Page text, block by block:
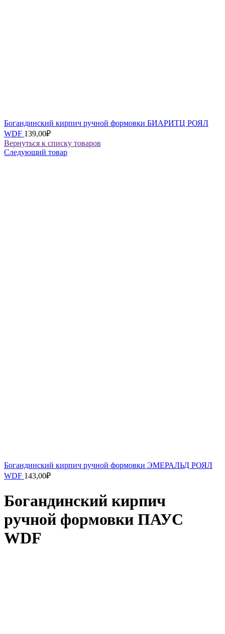
Богандинский кирпич ручной формовки БИАРИТЦ РОЯЛ
WDF 139,00₽
Вернуться к списку товаров
Следующий товар
Богандинский кирпич ручной формовки ЭМЕРАЛЬД РОЯЛ
WDF 143,00₽
Богандинский кирпич
ручной формовки ПАУС
WDF